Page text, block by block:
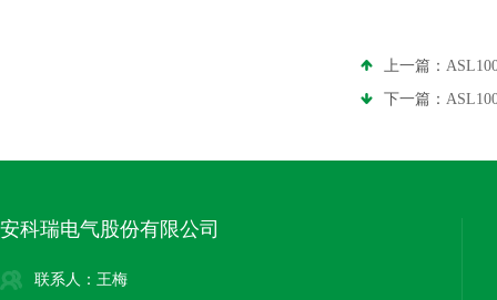
上一篇：
下一篇：
安科瑞电气股份有限公司
联系人：王梅